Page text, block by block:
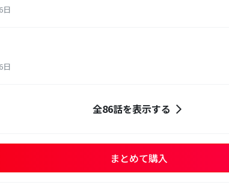
日
日
全86話を表示する
まとめて購入